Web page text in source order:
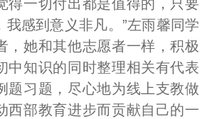
得一切付出都是值得的，只要
我感到意义非凡。”左雨馨同学
，她和其他志愿者一样，积极
中知识的同时整理相关有代表
题习题，尽心地为线上支教做
西部教育进步而贡献自己的一